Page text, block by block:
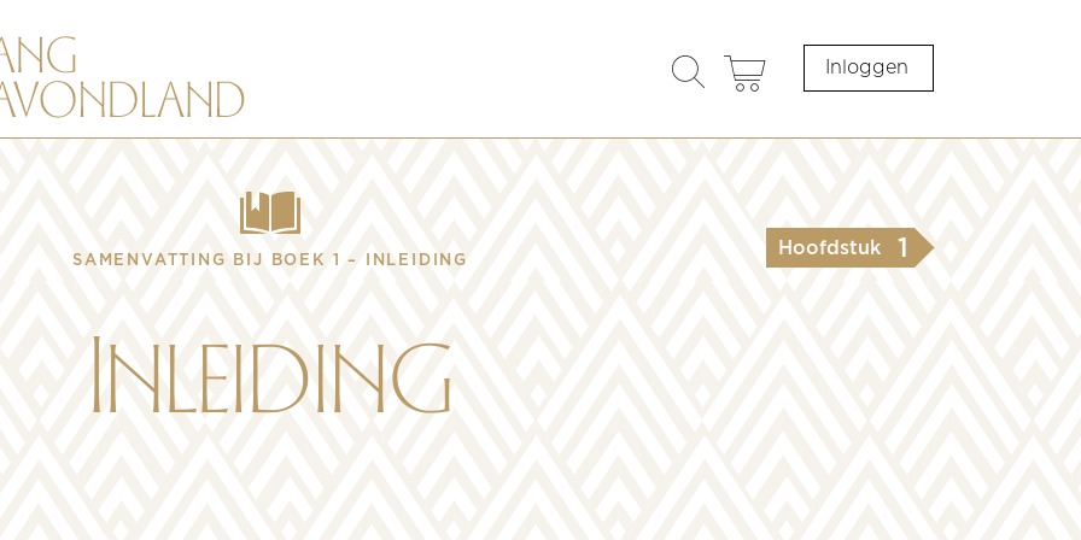
search
opener
cart Inloggen
Hoofdstuk 1
SAMENVATTING BIJ BOEK 1 – INLEIDING
Inleiding